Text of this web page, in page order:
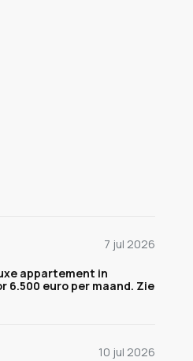
7 jul 2026
appartement in
6.500 euro per maand. Zie
10 jul 2026